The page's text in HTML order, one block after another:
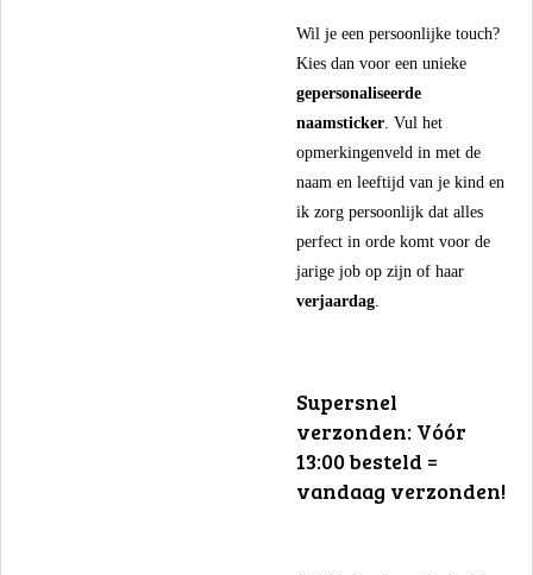
​Wil je een persoonlijke touch?
Kies dan voor een unieke
gepersonaliseerde
naamsticker. Vul het
opmerkingenveld in met de
naam en leeftijd van je kind en
ik zorg persoonlijk dat alles
perfect in orde komt voor de
jarige job op zijn of haar
verjaardag.
​Supersnel
verzonden: Vóór
13:00 besteld =
vandaag verzonden!